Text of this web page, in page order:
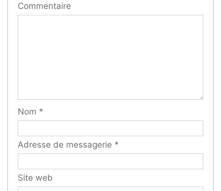
Commentaire
Nom *
Adresse de messagerie *
Site web